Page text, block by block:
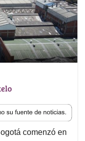
comenzó en